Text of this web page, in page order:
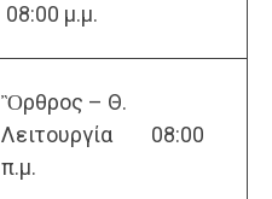
08:00 μ.μ.
Ὂρθρος – Θ.
Λειτουργία 08:00
π.μ.